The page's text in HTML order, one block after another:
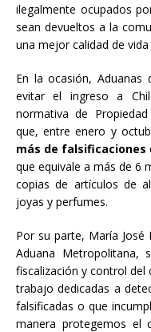
ilegalmente ocupados
sean devueltos a la
una mejor calidad de
En la ocasión,
evitar el ingreso a
normativa de
que, entre enero y
más de falsificaciones
que equivale a más de 6
copias de artículos de
joyas y perfumes.
Por su parte, María José
Aduana Metropolitana,
fiscalización y control
trabajo dedicadas a
falsificadas o que
manera protegemos el